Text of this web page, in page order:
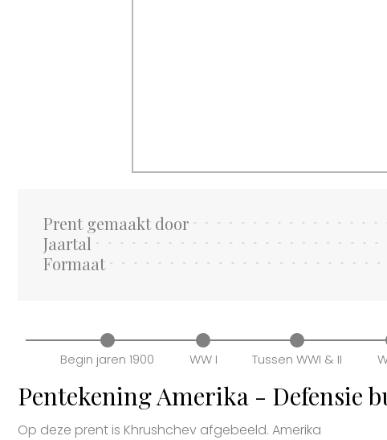
Prent gemaakt door
Jaartal
Formaat
Begin jaren 1900 WW I Tussen WWI & II
Pentekening Amerika - Defensie
Op deze prent is Khrushchev afgebeeld. Amerika